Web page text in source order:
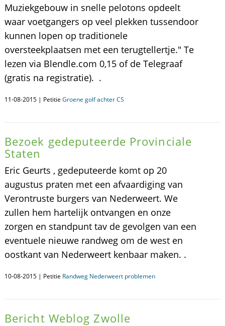
Muziekgebouw in snelle pelotons opdeelt
waar voetgangers op veel plekken tussendoor
kunnen lopen op traditionele
oversteekplaatsen met een terugtellertje." Te
lezen via Blendle.com 0,15 of de Telegraaf
(gratis na registratie). .
11-08-2015 | Petitie Groene golf achter CS
Bezoek gedeputeerde Provinciale
Staten
Eric Geurts , gedeputeerde komt op 20
augustus praten met een afvaardiging van
Verontruste burgers van Nederweert. We
zullen hem hartelijk ontvangen en onze
zorgen en standpunt tav de gevolgen van een
eventuele nieuwe randweg om de west en
oostkant van Nederweert kenbaar maken. .
10-08-2015 | Petitie Randweg Nederweert problemen
Bericht Weblog Zwolle